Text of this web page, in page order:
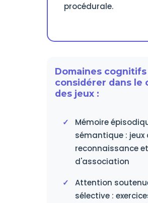
procédurale.
Domaines cognitifs
considérer dans le
des jeux :
Mémoire
sémantique : jeux
reconnaissance et
d'association
Attention
sélective :